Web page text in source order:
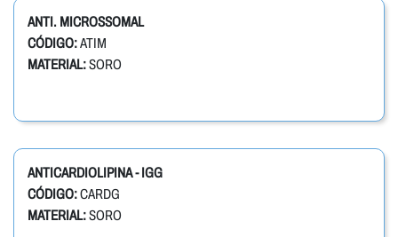
ANTI. MICROSSOMAL
CÓDIGO:ATIM
MATERIAL:SORO
ANTICARDIOLIPINA - IGG
CÓDIGO:CARDG
MATERIAL:SORO